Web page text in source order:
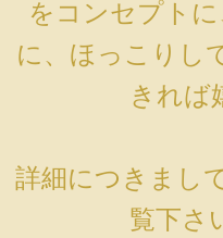
をコンセプト
に、ほっこりし
きれば
詳細につきまし
覧下